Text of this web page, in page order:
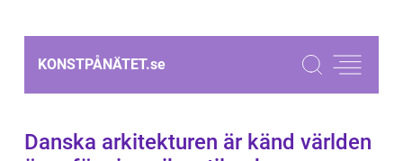
KONSTPÅNÄTET.se
Danska arkitekturen är känd världen